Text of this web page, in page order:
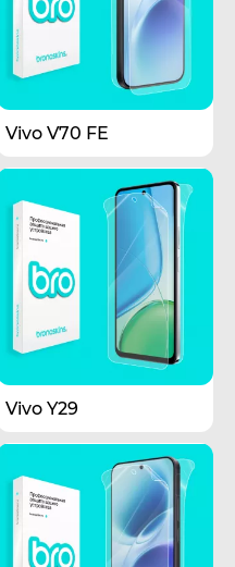
Vivo V70 FE
Vivo Y29